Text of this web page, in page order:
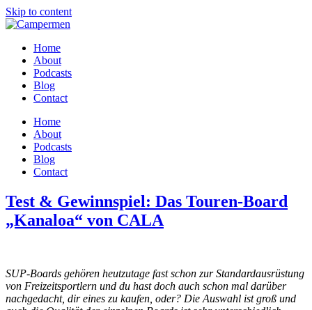
Skip to content
Home
About
Podcasts
Blog
Contact
Home
About
Podcasts
Blog
Contact
Test & Gewinnspiel: Das Touren-Board
„Kanaloa“ von CALA
SUP-Boards gehören heutzutage fast schon zur Standardausrüstung
von Freizeitsportlern und du hast doch auch schon mal darüber
nachgedacht, dir eines zu kaufen, oder? Die Auswahl ist groß und